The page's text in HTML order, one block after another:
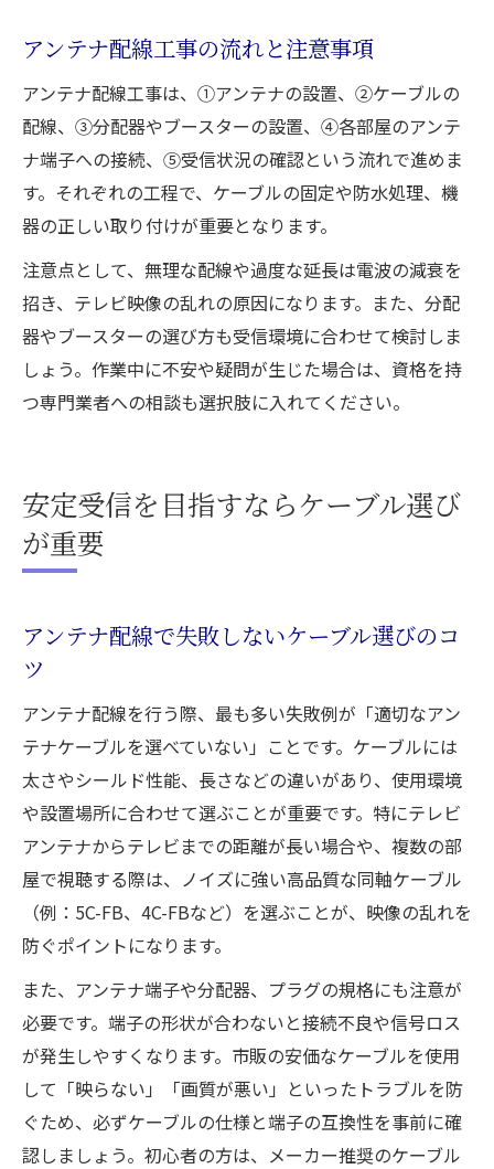
アンテナ配線工事の流れと注意事項
アンテナ配線工事は、①アンテナの設置、②ケーブルの
配線、③分配器やブースターの設置、④各部屋のアンテ
ナ端子への接続、⑤受信状況の確認という流れで進めま
す。それぞれの工程で、ケーブルの固定や防水処理、機
器の正しい取り付けが重要となります。
注意点として、無理な配線や過度な延長は電波の減衰を
招き、テレビ映像の乱れの原因になります。また、分配
器やブースターの選び方も受信環境に合わせて検討しま
しょう。作業中に不安や疑問が生じた場合は、資格を持
つ専門業者への相談も選択肢に入れてください。
安定受信を目指すならケーブル選び
が重要
アンテナ配線で失敗しないケーブル選びのコ
ツ
アンテナ配線を行う際、最も多い失敗例が「適切なアン
テナケーブルを選べていない」ことです。ケーブルには
太さやシールド性能、長さなどの違いがあり、使用環境
や設置場所に合わせて選ぶことが重要です。特にテレビ
アンテナからテレビまでの距離が長い場合や、複数の部
屋で視聴する際は、ノイズに強い高品質な同軸ケーブル
（例：5C-FB、4C-FBなど）を選ぶことが、映像の乱れを
防ぐポイントになります。
また、アンテナ端子や分配器、プラグの規格にも注意が
必要です。端子の形状が合わないと接続不良や信号ロス
が発生しやすくなります。市販の安価なケーブルを使用
して「映らない」「画質が悪い」といったトラブルを防
ぐため、必ずケーブルの仕様と端子の互換性を事前に確
認しましょう。初心者の方は、メーカー推奨のケーブル